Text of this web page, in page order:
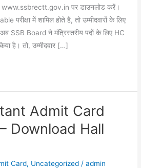
www.ssbrectt.gov.in पर डाउनलोड करें।
में शामिल होते हैं, तो उम्मीदवारों के लिए
SSB Board ने मंत्रिस्तरीय पदों के लिए HC
है। तो, उम्मीदवार […]
Admit Card
Download Hall
Card, Uncategorized /admin